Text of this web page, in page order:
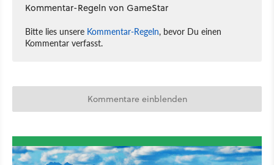
Kommentar-Regeln von GameStar
Bitte lies unsere Kommentar-Regeln, bevor Du einen
Kommentar verfasst.
Kommentare einblenden